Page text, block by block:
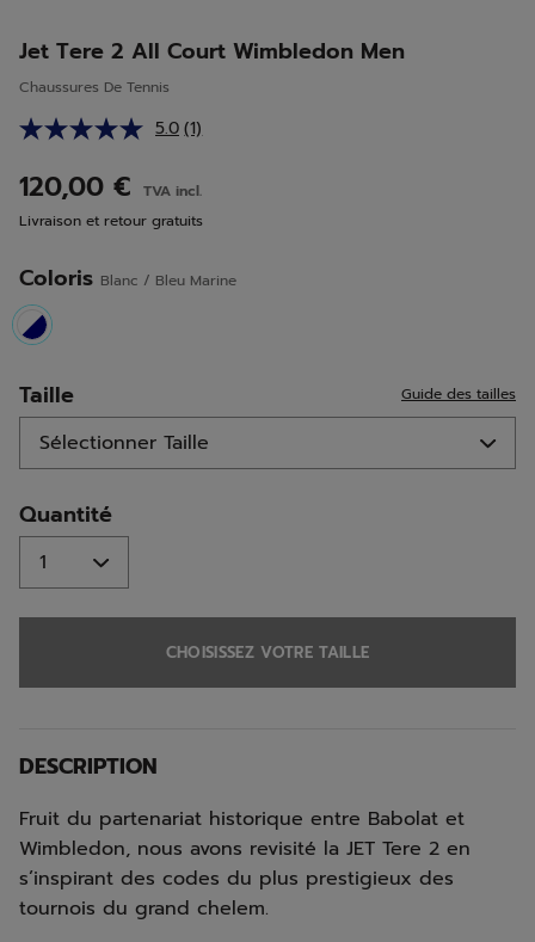
Jet Tere 2 All Court Wimbledon Men
Chaussures De Tennis
5.0 Lire
Lien
sur
la
page.
(1)
120,00 €
TVA incl.
Livraison et retour gratuits
Coloris Blanc / Bleu Marine
selected
Taille Guide des tailles
Quantité
CHOISISSEZ VOTRE TAILLE
DESCRIPTION
Fruit du partenariat historique entre Babolat et
Wimbledon, nous avons revisité la JET Tere 2 en
s’inspirant des codes du plus prestigieux des
tournois du grand chelem.